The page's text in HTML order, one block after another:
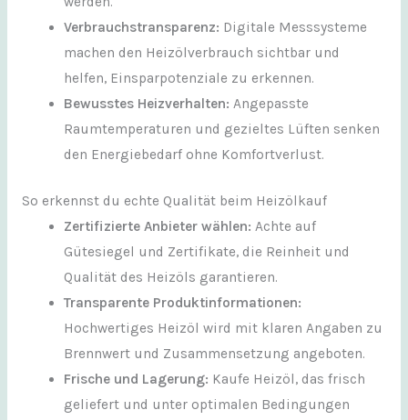
Verbrauchstransparenz: Digitale Messsysteme
machen den Heizölverbrauch sichtbar und
helfen, Einsparpotenziale zu erkennen.
Bewusstes Heizverhalten: Angepasste
Raumtemperaturen und gezieltes Lüften senken
den Energiebedarf ohne Komfortverlust.
So erkennst du echte Qualität beim Heizölkauf
Zertifizierte Anbieter wählen: Achte auf
Gütesiegel und Zertifikate, die Reinheit und
Qualität des Heizöls garantieren.
Transparente Produktinformationen:
Hochwertiges Heizöl wird mit klaren Angaben zu
Brennwert und Zusammensetzung angeboten.
Frische und Lagerung: Kaufe Heizöl, das frisch
geliefert und unter optimalen Bedingungen